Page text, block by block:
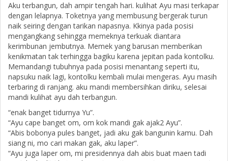
Aku terbangun, dah ampir tengah hari. kulihat Ayu masi terkapar
dengan lelapnya. Toketnya yang membusung bergerak turun
naik seiring dengan tarikan napasnya. Kkinya pada posisi
mengangkang sehingga memeknya terkuak diantara
kerimbunan jembutnya. Memek yang barusan memberikan
kenikmatan tak terhingga bagiku karena jepitan pada kontolku.
Memandangi tubuhnya pada posisi menantang seperti itu,
napsuku naik lagi, kontolku kembali mulai mengeras. Ayu masih
terbaring di ranjang. aku mandi membersihkan diriku, selesai
mandi kulihat ayu dah terbangun.
“enak banget tidurnya Yu”.
“Ayu cape banget om, om kok mandi gak ajak2 Ayu”.
“Abis bobonya pules banget, jadi aku gak bangunin kamu. Dah
siang ni, mo cari makan gak, aku laper”.
“Ayu juga laper om, mi presidennya dah abis buat maen tadi